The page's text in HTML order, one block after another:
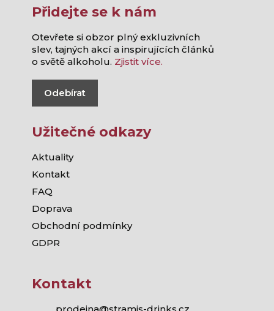
Přidejte se k nám
Otevřete si obzor plný exkluzivních
slev, tajných akcí a inspirujících článků
o světě alkoholu. Zjistit více.
Odebírat
Užitečné odkazy
Aktuality
Kontakt
FAQ
Doprava
Obchodní podmínky
GDPR
Kontakt